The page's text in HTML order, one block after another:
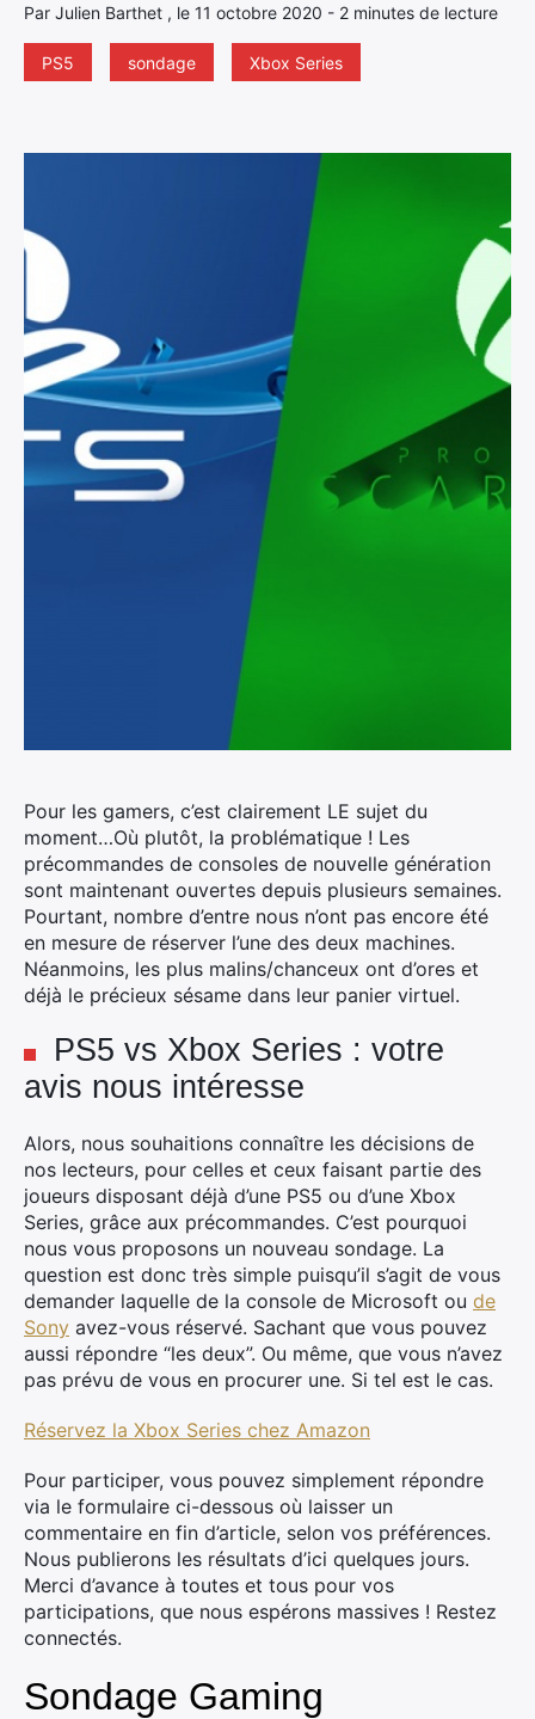
Par Julien Barthet , le 11 octobre 2020 - 2 minutes de lecture
PS5 sondage Xbox Series
Pour les gamers, c’est clairement LE sujet du
moment…Où plutôt, la problématique ! Les
précommandes de consoles de nouvelle génération
sont maintenant ouvertes depuis plusieurs semaines.
Pourtant, nombre d’entre nous n’ont pas encore été
en mesure de réserver l’une des deux machines.
Néanmoins, les plus malins/chanceux ont d’ores et
déjà le précieux sésame dans leur panier virtuel.
PS5 vs Xbox Series : votre
avis nous intéresse
Alors, nous souhaitions connaître les décisions de
nos lecteurs, pour celles et ceux faisant partie des
joueurs disposant déjà d’une PS5 ou d’une Xbox
Series, grâce aux précommandes. C’est pourquoi
nous vous proposons un nouveau sondage. La
question est donc très simple puisqu’il s’agit de vous
demander laquelle de la console de Microsoft ou de
Sony avez-vous réservé. Sachant que vous pouvez
aussi répondre “les deux”. Ou même, que vous n’avez
pas prévu de vous en procurer une. Si tel est le cas.
Réservez la Xbox Series chez Amazon
Pour participer, vous pouvez simplement répondre
via le formulaire ci-dessous où laisser un
commentaire en fin d’article, selon vos préférences.
Nous publierons les résultats d’ici quelques jours.
Merci d’avance à toutes et tous pour vos
participations, que nous espérons massives ! Restez
connectés.